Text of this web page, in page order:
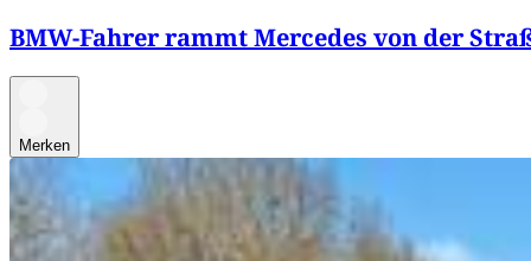
BMW-Fahrer rammt Mercedes von der
Merken